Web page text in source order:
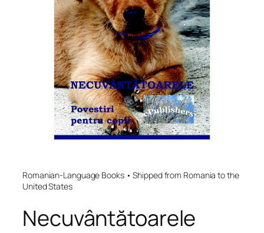
Romanian-Language Books • Shipped from Romania to the
United States
Necuvântătoarele